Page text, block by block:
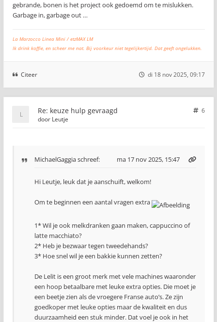
gebrande, bonen is het project ook gedoemd om te mislukken.
Garbage in, garbage out …
La Marzocco Linea Mini / etzMAX LM
Ik drink koffie, en scheer me nat. Bij voorkeur niet tegelijkertijd. Dat geeft ongelukken.
Citeer di 18 nov 2025, 09:17
Re: keuze hulp gevraagd
6
door Leutje
MichaelGaggiaschreef: ma 17 nov 2025, 15:47
Hi Leutje, leuk dat je aanschuift, welkom!
Om te beginnen een aantal vragen extra
1* Wil je ook melkdranken gaan maken, cappuccino of
latte macchiato?
2* Heb je bezwaar tegen tweedehands?
3* Hoe snel wil je een bakkie kunnen zetten?
De Lelit is een groot merk met vele machines waaronder
een hoop betaalbare met leuke extra opties. Die moet je
een beetje zien als de vroegere Franse auto’s. Ze zijn
goedkoper met leuke opties maar de kwaliteit en dus
duurzaamheid een stuk minder. Dat voel je ook in het